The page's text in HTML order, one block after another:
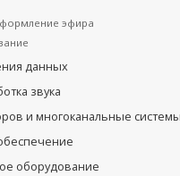
эфира
данных
звука
и многоканальные
оборудование